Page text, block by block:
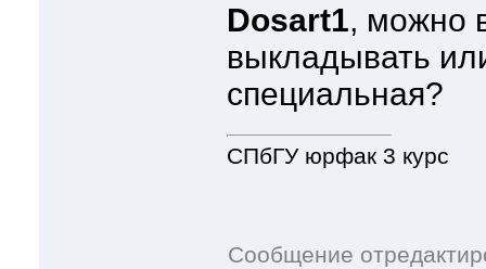
Dosart1, можно
выкладывать
специальная?
СПбГУ юрфак 3 курс
Сообщение